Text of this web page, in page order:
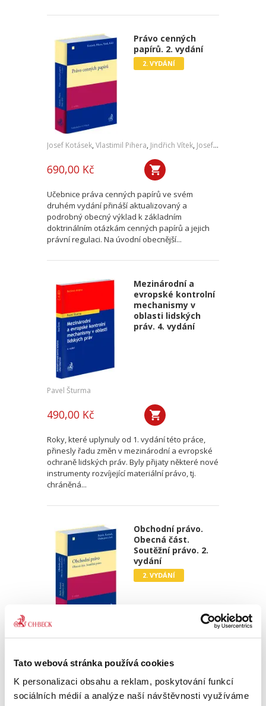
Tato webová stránka používá cookies
K personalizaci obsahu a reklam, poskytování funkcí
sociálních médií a analýze naší návštěvnosti využíváme
Právo cenných
papírů. 2. vydání
2. VYDÁNÍ
Josef Kotásek, Vlastimil Pihera, Jindřich Vítek, Josef Kříž
690,00 Kč
Učebnice práva cenných papírů ve svém
druhém vydání přináší aktualizovaný a
podrobný obecný výklad k základním
doktrinálním otázkám cenných papírů a jejich
právní regulaci. Na úvodní obecnější...
Mezinárodní a
evropské kontrolní
mechanismy v
oblasti lidských
práv. 4. vydání
Pavel Šturma
490,00 Kč
Roky, které uplynuly od 1. vydání této práce,
přinesly řadu změn v mezinárodní a evropské
ochraně lidských práv. Byly přijaty některé nové
instrumenty rozvíjející materiální právo, tj.
chráněná...
Obchodní právo.
Obecná část.
Soutěžní právo. 2.
vydání
2. VYDÁNÍ
Josef Bejček,Josef Kotásek,Dana Ondrejová,a kol.
990,00 Kč
Druhé vydání učebnice „Obchodní právo.
Obecná část. Soutěžní právo“ pokračuje v